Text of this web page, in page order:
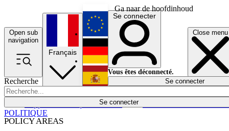
Ga naar de hoofdinhoud
Open sub
navigation
Close menu
Recherche
Se connecter
POLICY AREAS
Économie
Français
English
Deutsch
Español
Se connecter
Vous êtes déconnecté.
Se connecter
POLITIQUE